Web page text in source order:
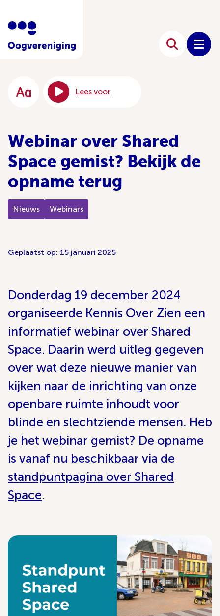
Lees voor
Webinar over Shared
Space gemist? Bekijk de
opname terug
Nieuws Webinars
Geplaatst op: 15 januari 2025
Donderdag 19 december 2024
organiseerde Kennis Over Zien een
informatief webinar over Shared
Space. Daarin werd uitleg gegeven
over wat deze nieuwe manier van
kijken naar de inrichting van onze
openbare ruimte inhoudt voor
blinde en slechtziende mensen. Heb
je het webinar gemist? De opname
is vanaf nu beschikbaar via de
standpuntpagina over Shared
Space.